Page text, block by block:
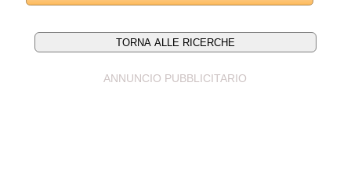
ANNUNCIO PUBBLICITARIO